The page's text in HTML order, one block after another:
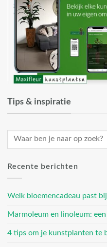
Tips & inspiratie
Recente berichten
Welk bloemencadeau past
Marmoleum en linoleum:
4 tips om je kunstplanten te